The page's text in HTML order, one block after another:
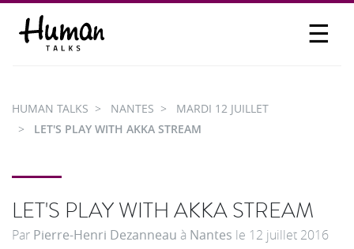
☰
PARTICIPER
HUMAN TALKS NANTES
MARDI 12 JUILLET
LET'S PLAY WITH AKKA STREAM
LET'S PLAY WITH AKKA STREAM
Par Pierre-Henri Dezanneau à Nantes le 12 juillet 2016